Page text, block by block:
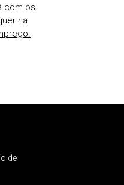
com os
na
de